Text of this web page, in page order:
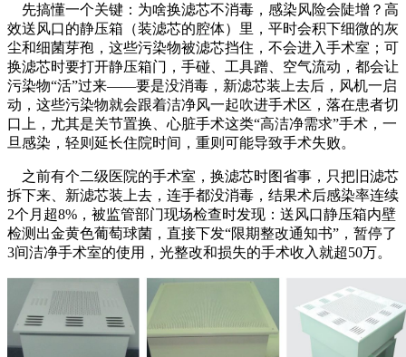
先搞懂一个关键：为啥换滤芯不消毒，感染风险会陡增？高
效送风口的静压箱（装滤芯的腔体）里，平时会积下细微的灰
尘和细菌芽孢，这些污染物被滤芯挡住，不会进入手术室；可
换滤芯时要打开静压箱门，手碰、工具蹭、空气流动，都会让
污染物“活”过来——要是没消毒，新滤芯装上去后，风机一启
动，这些污染物就会跟着洁净风一起吹进手术区，落在患者切
口上，尤其是关节置换、心脏手术这类“高洁净需求”手术，一
旦感染，轻则延长住院时间，重则可能导致手术失败。
之前有个二级医院的手术室，换滤芯时图省事，只把旧滤芯
拆下来、新滤芯装上去，连手都没消毒，结果术后感染率连续
2个月超8%，被监管部门现场检查时发现：送风口静压箱内壁
检测出金黄色葡萄球菌，直接下发“限期整改通知书”，暂停了
3间洁净手术室的使用，光整改和损失的手术收入就超50万。